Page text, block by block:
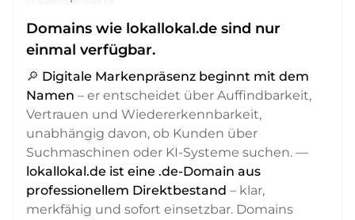
Domains wie lokallokal.de sind nur
einmal verfügbar.
🔎 Digitale Markenpräsenz beginnt mit dem
Namen – er entscheidet über Auffindbarkeit,
Vertrauen und Wiedererkennbarkeit,
unabhängig davon, ob Kunden über
Suchmaschinen oder KI-Systeme suchen. —
lokallokal.de ist eine .de-Domain aus
professionellem Direktbestand – klar,
merkfähig und sofort einsetzbar. Domains